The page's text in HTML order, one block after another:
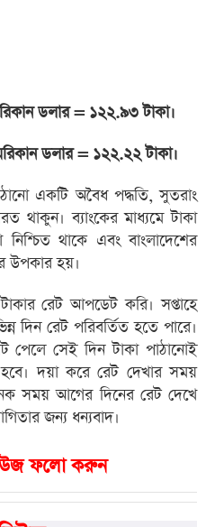
ডলার = ১২২.৯৩ টাকা।
ডলার = ১২২.২২ টাকা।
একটি অবৈধ পদ্ধতি, সুতরাং
থাকুন। ব্যাংকের মাধ্যমে টাকা
নিশ্চিত থাকে এবং বাংলাদেশের
উপকার হয়।
রেট আপডেট করি। সপ্তাহে
দিন রেট পরিবর্তিত হতে পারে।
পেলে সেই দিন টাকা পাঠানোই
দয়া করে রেট দেখার সময়
সময় আগের দিনের রেট দেখে
জন্য ধন্যবাদ।
ফলো করুন